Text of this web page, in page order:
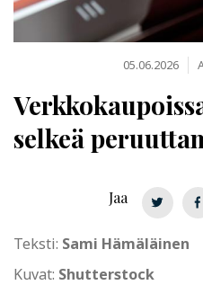
05.06.2026
selkeä
Teksti: Sami Hämäläinen
Kuvat: Shutterstock
Jaa